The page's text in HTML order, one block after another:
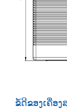
ຂໍ້ດີຂອງເຄື່ອງ